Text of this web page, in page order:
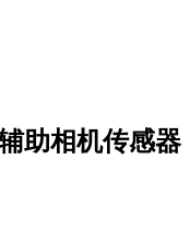
助相机传感器